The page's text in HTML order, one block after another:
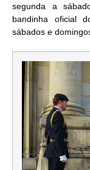
segunda a
bandinha oficial
sábados e